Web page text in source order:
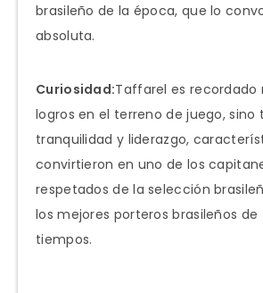
brasileño de la época, que lo
absoluta.
Curiosidad:Taffarel es recordado
logros en el terreno de juego, sino
tranquilidad y liderazgo,
convirtieron en uno de los
respetados de la selección
los mejores porteros brasileños de
tiempos.